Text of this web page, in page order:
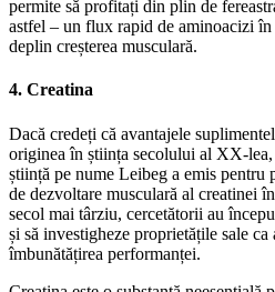
permite să profitați din plin de
astfel – un flux rapid de aminoacizi
deplin creșterea musculară.
4. Creatina
Dacă credeți că avantajele
originea în știința secolului al XX-
știință pe nume Leibeg a emis pentru
de dezvoltare musculară al creatinei
secol mai târziu, cercetătorii au
și să investigheze proprietățile sale
îmbunătățirea performanței.